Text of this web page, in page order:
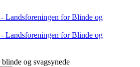
og svagsynede